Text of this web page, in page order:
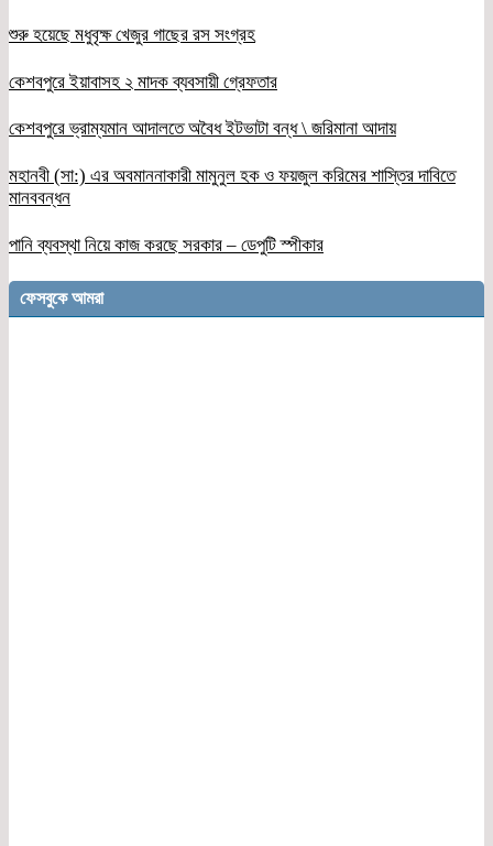
শুরু হয়েছে মধুবৃক্ষ খেজুর গাছের রস সংগ্রহ
কেশবপুরে ইয়াবাসহ ২ মাদক ব্যবসায়ী গ্রেফতার
কেশবপুরে ভ্রাম্যমান আদালতে অবৈধ ইটভাটা বন্ধ \ জরিমানা আদায়
মহানবী (সা:) এর অবমাননাকারী মামুনুল হক ও ফয়জুল করিমের শাস্তির দাবিতে
মানববন্ধন
পানি ব্যবস্থা নিয়ে কাজ করছে সরকার – ডেপুটি স্পীকার
ফেসবুকে আমরা